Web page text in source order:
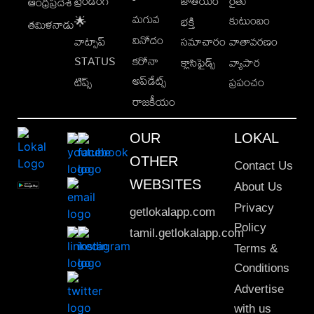
తమిళనాడు🌟
వాట్సాప్
STATUS
టిప్స్
మగువ
వినోదం
కరోనా
అప్‌డేట్స్
రాజకీయం
భక్తి
సమాచారం
క్లాసిఫైడ్స్
కుటుంబం
వాతావరణం
వ్యాపార
ప్రపంచం
OUR
OTHER
WEBSITES
getlokalapp.com
tamil.getlokalapp.com
LOKAL
Contact Us
About Us
Privacy
Policy
Terms &
Conditions
Advertise
with us